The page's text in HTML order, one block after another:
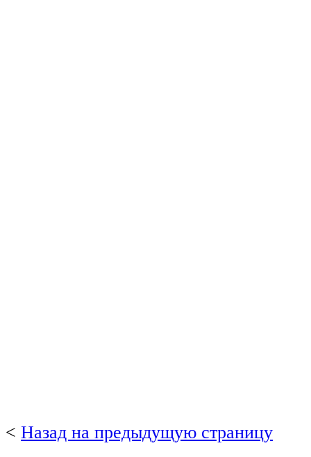
< Назад на предыдущую страницу